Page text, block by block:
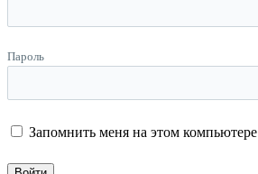
Пароль
Запомнить меня на этом компьютере